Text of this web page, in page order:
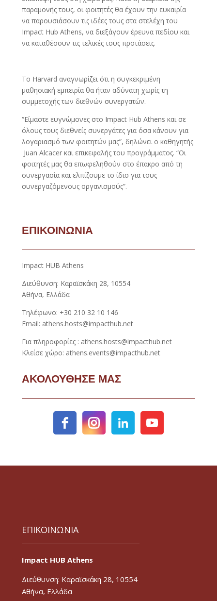
παραμονής τους, οι φοιτητές θα έχουν την ευκαιρία
να παρουσιάσουν τις ιδέες τους στα στελέχη του
Impact Hub Athens, να διεξάγουν έρευνα πεδίου και
να καταθέσουν τις τελικές τους προτάσεις.
Το Harvard αναγνωρίζει ότι η συγκεκριμένη
μαθησιακή εμπειρία θα ήταν αδύνατη χωρίς τη
συμμετοχής των διεθνών συνεργατών.
“Είμαστε ευγνώμονες στο Impact Hub Athens και σε
όλους τους διεθνείς συνεργάτες για όσα κάνουν για
λογαριασμό των φοιτητών μας”, δηλώνει ο καθηγητής
Juan Alcacer και επικεφαλής του προγράμματος. “Οι
φοιτητές μας θα επωφεληθούν στο έπακρο από τη
συνεργασία και ελπίζουμε το ίδιο για τους
συνεργαζόμενους οργανισμούς”.
ΕΠΙΚΟΙΝΩΝΙΑ
Impact HUB Athens
Διεύθυνση: Καραϊσκάκη 28, 10554
Αθήνα, Ελλάδα
Τηλέφωνο: +30 210 32 10 146
Email: athens.hosts@impacthub.net
Για πληροφορίες : athens.hosts@impacthub.net
Κλείσε χώρο: athens.events@impacthub.net
ΑΚΟΛΟΥΘΗΣΕ ΜΑΣ
ΕΠΙΚΟΙΝΩΝΙΑ
Impact HUB Athens
Διεύθυνση: Καραϊσκάκη 28, 10554
Αθήνα, Ελλάδα